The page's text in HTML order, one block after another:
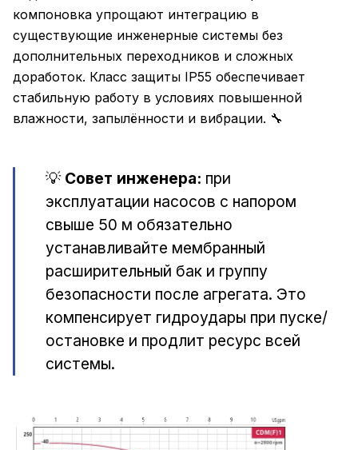
компоновка упрощают интеграцию в
существующие инженерные системы без
дополнительных переходников и сложных
доработок. Класс защиты IP55 обеспечивает
стабильную работу в условиях повышенной
влажности, запылённости и вибрации. 🔧
💡 Совет инженера: при
эксплуатации насосов с напором
свыше 50 м обязательно
устанавливайте мембранный
расширительный бак и группу
безопасности после агрегата. Это
компенсирует гидроудары при пуске/
остановке и продлит ресурс всей
системы.